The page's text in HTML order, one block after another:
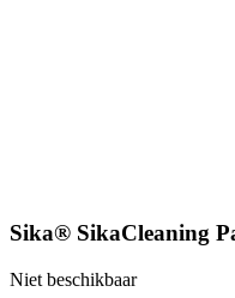
Sika® SikaCleaning
Niet beschikbaar